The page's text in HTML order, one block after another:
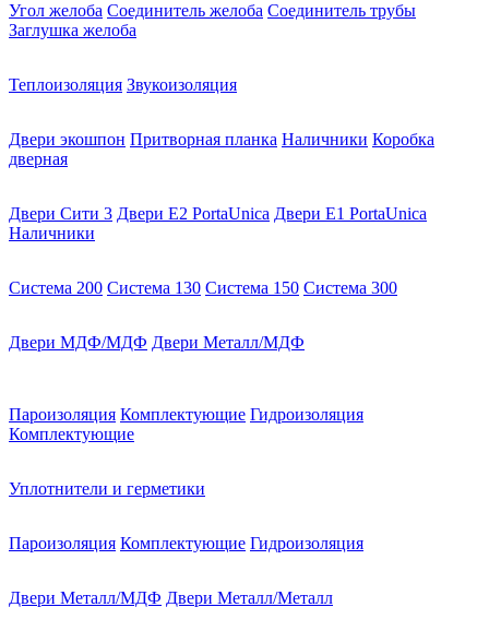
Угол желоба Соединитель желоба Соединитель трубы
Заглушка желоба
Теплоизоляция Звукоизоляция
Двери экошпон Притворная планка Наличники Коробка
дверная
Двери Сити 3 Двери E2 PortaUnica Двери E1 PortaUnica
Наличники
Система 200 Система 130 Система 150 Система 300
Двери МДФ/МДФ Двери Металл/МДФ
Пароизоляция Комплектующие Гидроизоляция
Комплектующие
Уплотнители и герметики
Пароизоляция Комплектующие Гидроизоляция
Двери Металл/МДФ Двери Металл/Металл